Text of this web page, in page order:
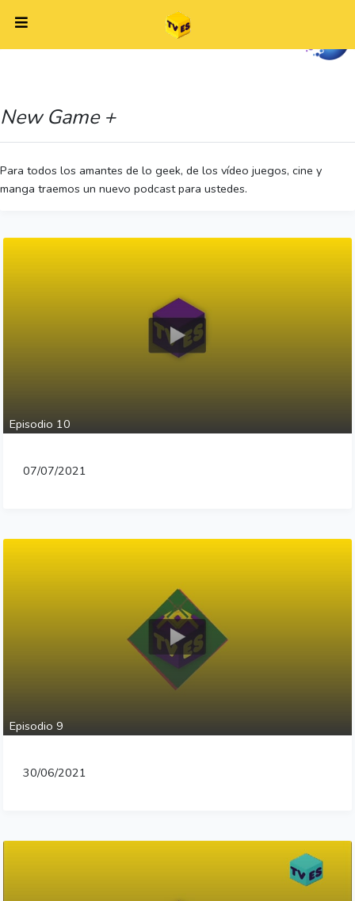
New Game +
Para todos los amantes de lo geek, de los vídeo juegos, cine y
manga traemos un nuevo podcast para ustedes.
Episodio 10
07/07/2021
Episodio 9
30/06/2021